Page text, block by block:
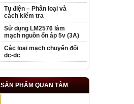
Tụ điện – Phân loại và
cách kiểm tra
Sử dụng LM2576 làm
mạch nguồn ổn áp 5v (3A)
Các loại mạch chuyển đổi
dc-dc
SẢN PHẨM QUAN TÂM